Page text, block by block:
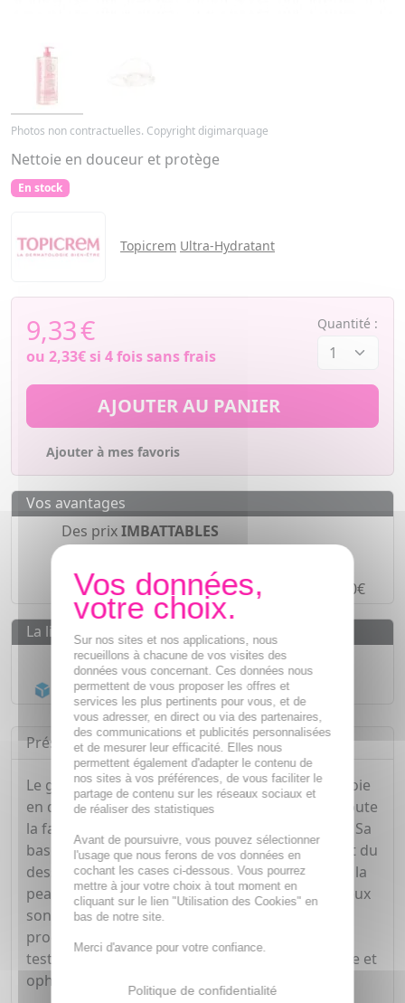
Photos non contractuelles. Copyright digimarquage
Nettoie en douceur et protège
En stock
Topicrem Ultra-Hydratant
9,33€
ou 2,33€si 4 fois sans frais
Quantité :
AJOUTER AU PANIER
Ajouter à mes favoris
Vos avantages
Des prixIMBATTABLES
Paiement en 4 fois sans frais à partir de 30€
La livraison
Livraison gratuite dès55€
Acheminement Chronoposten 24h*
Présentation
Le gel douche ultra-hydratant de Topicrem nettoie
en douceur et protège la peau. Il est adapté à toute
la famille pour le corps, le visage et les cheveux. Sa
base lavante, sans savon, préserve durablement du
dessèchement de la peau. Après son utilisation, la
peau est douce, hydratée et agréable. Les cheveux
sont, quant à eux, doux et brillants. De plus, ce
produit ne pique pas les yeux. Le gel douche est
testé sous contrôle dermatologique, pédiatrique et
ophtalmologique.
Sur nos sites et nos applications, nous
recueillons à chacune de vos visites des
données vous concernant. Ces données nous
permettent de vous proposer les offres et
services les plus pertinents pour vous, et de
vous adresser, en direct ou via des partenaires,
des communications et publicités personnalisées
et de mesurer leur efficacité. Elles nous
permettent également d'adapter le contenu de
nos sites à vos préférences, de vous faciliter le
partage de contenu sur les réseaux sociaux et
de réaliser des statistiques
Avant de poursuivre, vous pouvez sélectionner
l'usage que nous ferons de vos données en
cochant les cases ci-dessous. Vous pourrez
mettre à jour votre choix à tout moment en
cliquant sur le lien "Utilisation des Cookies" en
bas de notre site.
Merci d'avance pour votre confiance.
Politique de confidentialité